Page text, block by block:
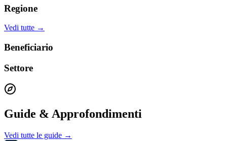
Regione
Vedi tutte →
Beneficiario
Settore
Guide & Approfondimenti
Vedi tutte le guide →